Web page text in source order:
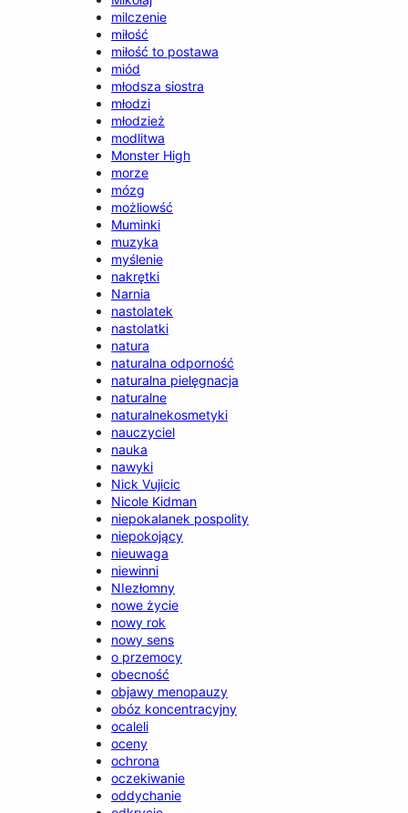
milczenie
miłość
miłość to postawa
miód
młodsza siostra
młodzi
młodzież
modlitwa
Monster High
morze
mózg
możliowść
Muminki
muzyka
myślenie
nakrętki
Narnia
nastolatek
nastolatki
natura
naturalna odporność
naturalna pielęgnacja
naturalne
naturalnekosmetyki
nauczyciel
nauka
nawyki
Nick Vujicic
Nicole Kidman
niepokalanek pospolity
niepokojący
nieuwaga
niewinni
NIezłomny
nowe życie
nowy rok
nowy sens
o przemocy
obecność
objawy menopauzy
obóz koncentracyjny
ocaleli
oceny
ochrona
oczekiwanie
oddychanie